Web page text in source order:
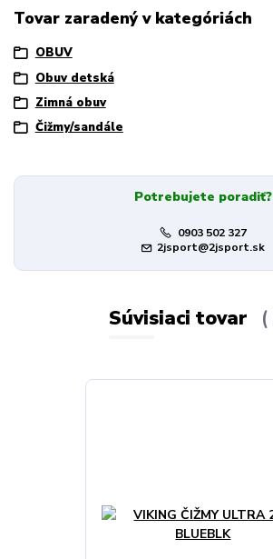
Tovar zaradený v kategóriách
OBUV
Obuv detská
Zimná obuv
Čižmy/sandále
Potrebujete poradiť?
0903 502 327
2jsport@2jsport.sk
Súvisiaci tovar